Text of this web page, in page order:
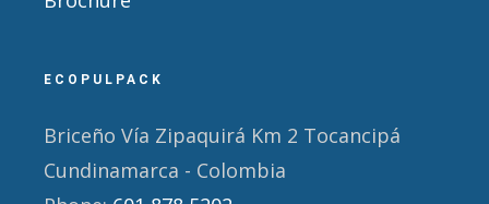
ECOPULPACK
Briceño Vía Zipaquirá Km 2 Tocancipá
Cundinamarca - Colombia